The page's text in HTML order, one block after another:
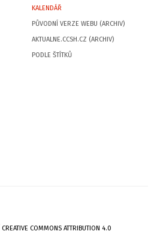
KALENDÁŘ
PŮVODNÍ VERZE WEBU (ARCHIV)
AKTUALNE.CCSH.CZ (ARCHIV)
PODLE ŠTÍTKŮ
CREATIVE COMMONS ATTRIBUTION 4.0